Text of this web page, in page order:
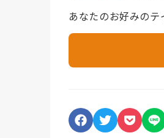
あなたのお好みの